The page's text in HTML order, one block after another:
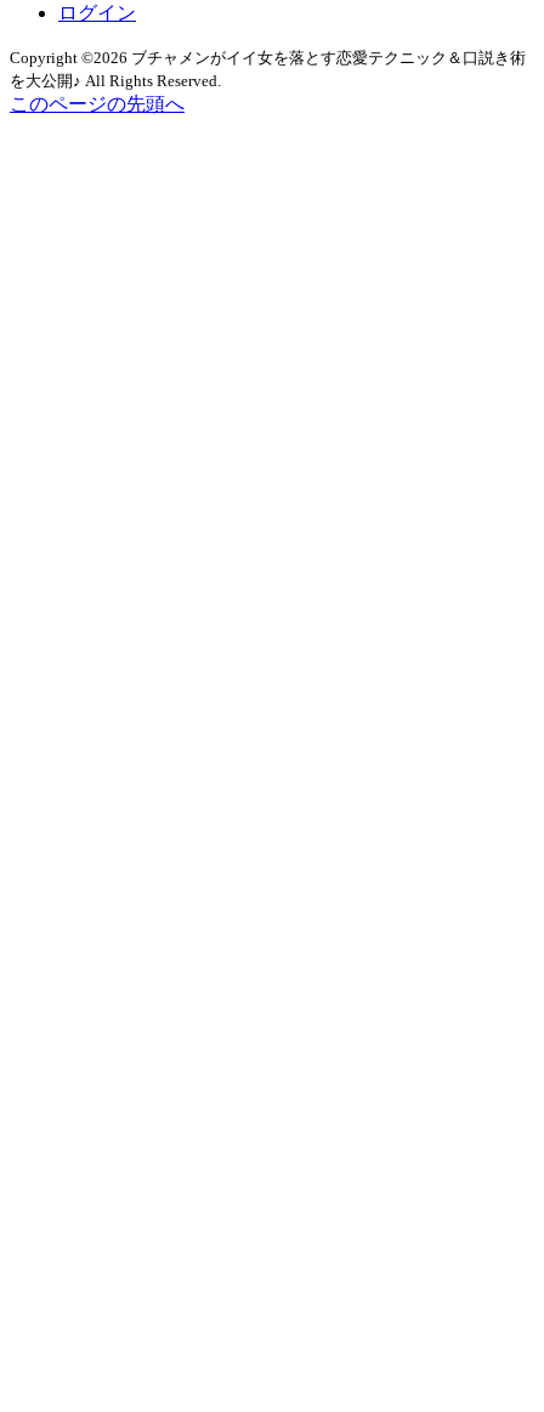
ログイン
Copyright ©2026 ブチャメンがイイ女を落とす恋愛テクニック＆口説き術
を大公開♪ All Rights Reserved.
このページの先頭へ